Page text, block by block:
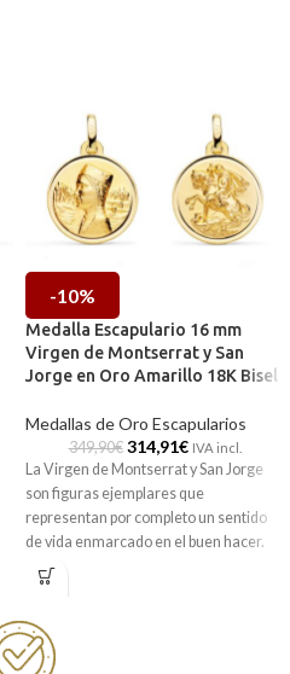
-10%
Medalla Escapulario 16 mm
Virgen de Montserrat y San
Jorge en Oro Amarillo 18K Bisel
Medallas de Oro Escapularios
349,90€ 314,91€ IVA incl.
La Virgen de Montserrat y San Jorge
son figuras ejemplares que
representan por completo un sentido
de vida enmarcado en el buen hacer.
Ello lo puedes encontrar en esta
medalla tipo escapulario que está
18 kilates, con 16 mm de diámetro y un
original bisel en su borde para darle un